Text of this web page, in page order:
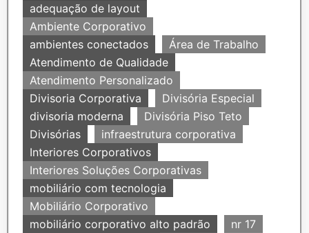
adequação de layout
Ambiente Corporativo
ambientes conectados
Área de Trabalho
Atendimento de Qualidade
Atendimento Personalizado
Divisoria Corporativa
Divisória Especial
divisoria moderna
Divisória Piso Teto
Divisórias
infraestrutura corporativa
Interiores Corporativos
Interiores Soluções Corporativas
mobiliário com tecnologia
Mobiliário Corporativo
mobiliário corporativo alto padrão
nr 17